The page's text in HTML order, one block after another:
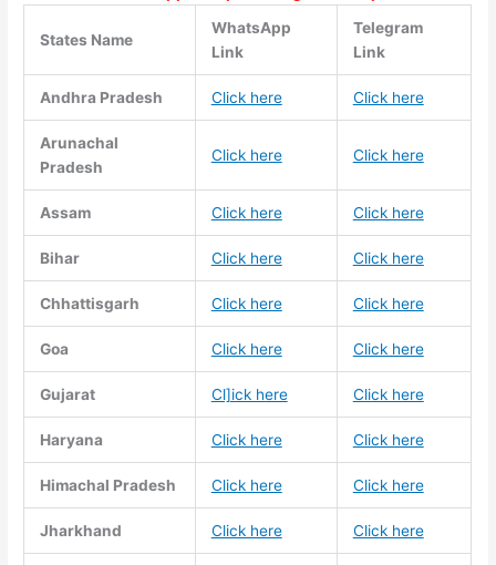
States Name
WhatsApp
Link
Telegram
Link
Andhra Pradesh Click here Click here
Arunachal
Pradesh
Click here Click here
Assam Click here Click here
Bihar Click here Click here
Chhattisgarh Click here Click here
Goa Click here Click here
Gujarat Cl]ick here Click here
Haryana Click here Click here
Himachal Pradesh Click here Click here
Jharkhand Click here Click here